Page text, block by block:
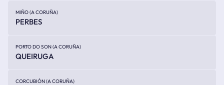
MIÑO (A CORUÑA)
PERBES
PORTO DO SON (A CORUÑA)
QUEIRUGA
CORCUBIÓN (A CORUÑA)